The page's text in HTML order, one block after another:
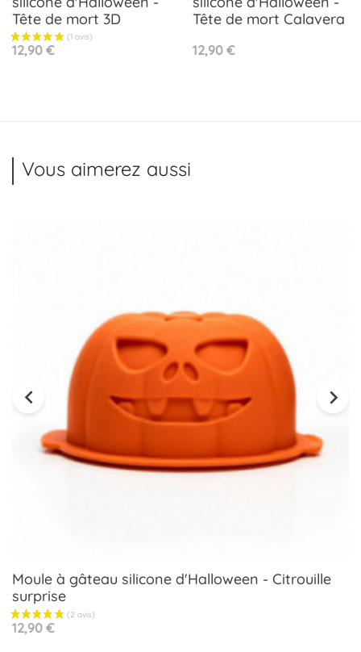
Tête de mort 3D
Prix
12,90 €
Tête de mort Calavera
Prix
12,90 €
Vous aimerez aussi

Moule à gâteau silicone d'Halloween - Citrouille
surprise
Prix
12,90 €
